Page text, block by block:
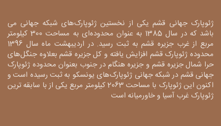
ژئوپارک جهانی قشم یکی از نخستین ژئوپارک‌های شبکه جهانی می
باشد که در سال 1385 به عنوان محدوده‌ای به مساحت 300 کیلومتر
مربع از غرب جزیره قشم به ثبت رسید. در اردیبهشت ماه سال 1396
محدوده ژئوپارک قشم افزایش یافته و کل جزیره قشم بعلاوه جنگل‌های
حرا شمال جزیره قشم و جزیره هنگام در جنوب بعنوان محدوده ژئوپارک
جهانی قشم در شبکه جهانی ژئوپارک‌های یونسکو به ثبت رسیده است و
اکنون این ژئوپارک با مساحت 2063 کیلومتر مربع یکی از با سابقه ترین
ژئوپارک غرب آسیا و خاورمیانه است